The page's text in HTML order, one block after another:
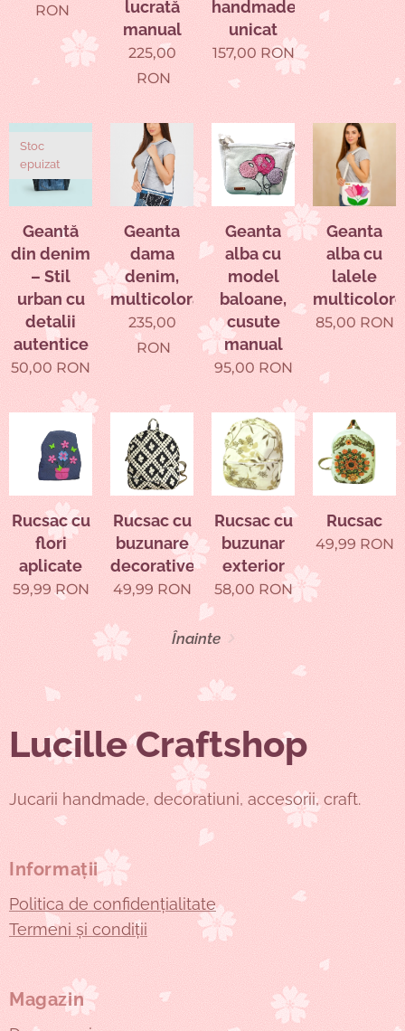
RON
lucrată
manual
225,00
RON
handmade,
unicat
157,00 RON
Geantă
din denim
– Stil
urban cu
detalii
autentice
Stoc
epuizat
50,00 RON
Geanta
dama
denim,
multicolora
235,00
RON
Geanta
alba cu
model
baloane,
cusute
manual
95,00 RON
Geanta
alba cu
lalele
multicolore
85,00 RON
Rucsac cu
flori
aplicate
59,99 RON
Rucsac cu
buzunare
decorative
49,99 RON
Rucsac cu
buzunar
exterior
58,00 RON
Rucsac
49,99 RON
Înainte
Lucille Craftshop
Jucarii handmade, decoratiuni, accesorii, craft.
Informații
Politica de confidențialitate
Termeni și condiții
Magazin